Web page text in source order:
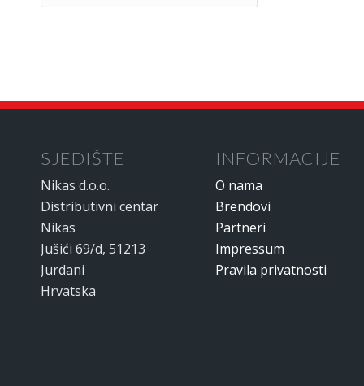
SJEDIŠTE
Nikas d.o.o.
Distributivni centar
Nikas
Jušići 69/d, 51213
Jurdani
Hrvatska
INFORMACIJE
O nama
Brendovi
Partneri
Impressum
Pravila privatnosti